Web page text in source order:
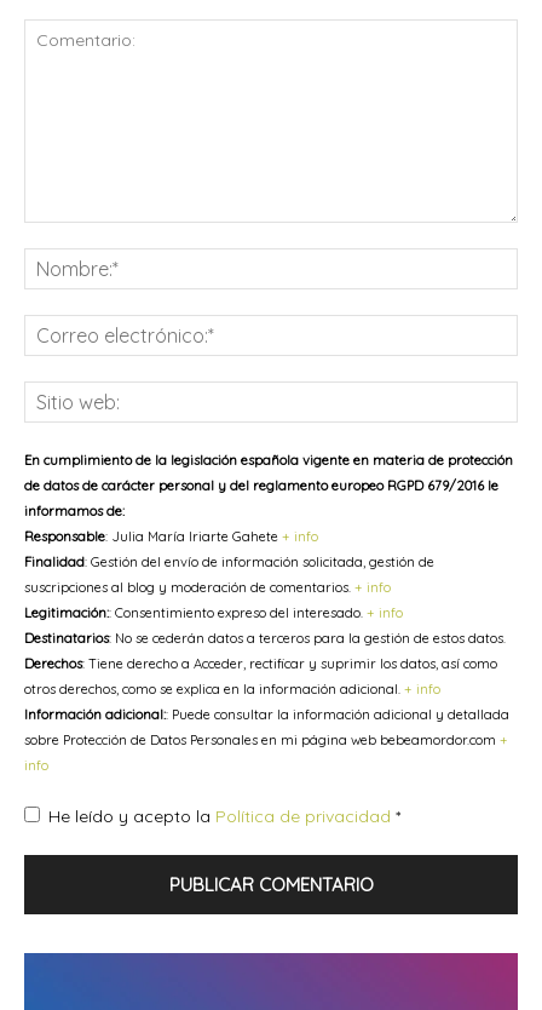
En cumplimiento de la legislación española vigente en materia de protección
de datos de carácter personal y del reglamento europeo RGPD 679/2016 le
informamos de:
Responsable: Julia María Iriarte Gahete + info
Finalidad: Gestión del envío de información solicitada, gestión de
suscripciones al blog y moderación de comentarios. + info
Legitimación:: Consentimiento expreso del interesado. + info
Destinatarios: No se cederán datos a terceros para la gestión de estos datos.
Derechos: Tiene derecho a Acceder, rectificar y suprimir los datos, así como
otros derechos, como se explica en la información adicional. + info
Información adicional:: Puede consultar la información adicional y detallada
sobre Protección de Datos Personales en mi página web bebeamordor.com +
info
He leído y acepto la Política de privacidad *